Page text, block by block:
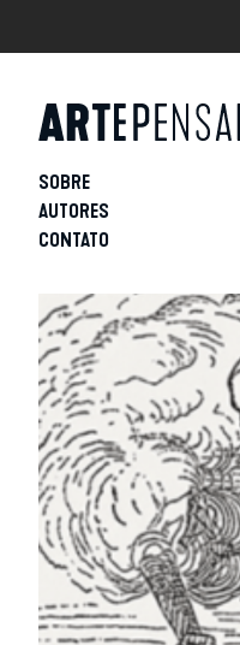
SOBRE
AUTORES
CONTATO